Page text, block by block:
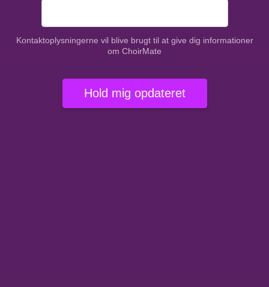
Kontaktoplysningerne vil blive brugt til at give dig informationer
om ChoirMate
Hold mig opdateret